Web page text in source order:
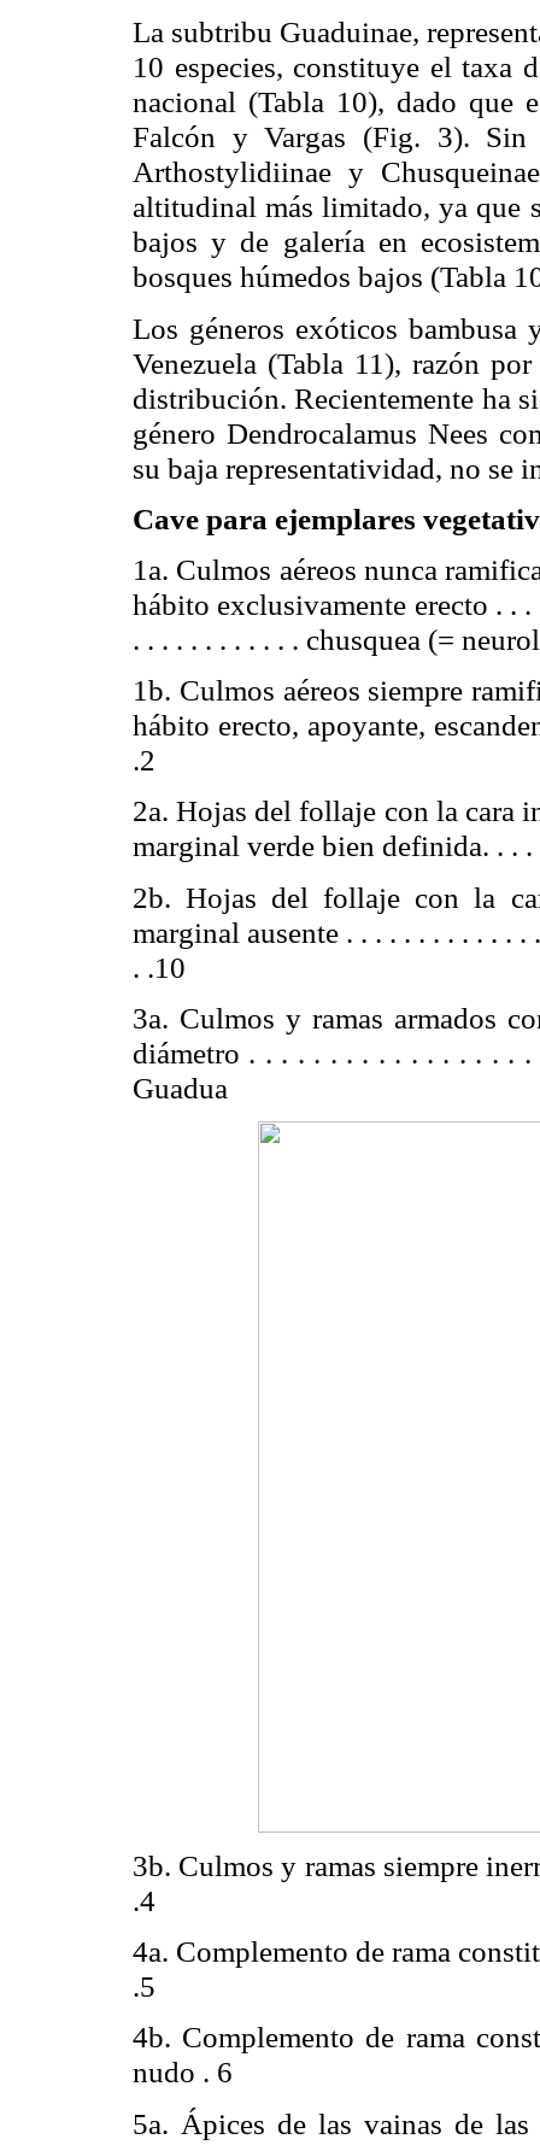
La subtribu Guaduinae,
10 especies, constituye el taxa
nacional (Tabla 10), dado que
Falcón y Vargas (Fig. 3). Sin
Arthostylidiinae y
altitudinal más limitado, ya que
bajos y de galería en
bosques húmedos bajos (Tabla
Los géneros exóticos bambusa
Venezuela (Tabla 11), razón
distribución. Recientemente ha
género Dendrocalamus Nees
su baja representatividad, no se
Cave para ejemplares
1a. Culmos aéreos nunca
hábito exclusivamente erecto . . .
. . . . . . . . . . . . chusquea (=
1b. Culmos aéreos siempre
hábito erecto, apoyante,
.2
2a. Hojas del follaje con la cara
marginal verde bien definida. . .
2b. Hojas del follaje con la
marginal ausente . . . . . . . . . . . . .
. .10
3a. Culmos y ramas armados
diámetro . . . . . . . . . . . . . . . . .
Guadua
3b. Culmos y ramas siempre
.4
4a. Complemento de rama
.5
4b. Complemento de rama
nudo . 6
5a. Ápices de las vainas de